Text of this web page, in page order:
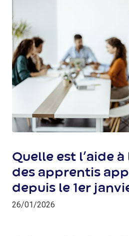
Quelle est l’aide à
des apprentis
depuis le 1er
26/01/2026